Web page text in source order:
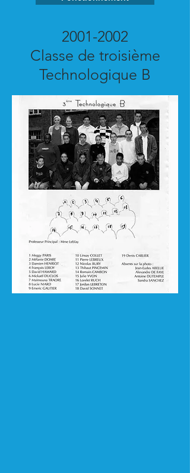
2001-2002
Classe de troisième
Technologique B